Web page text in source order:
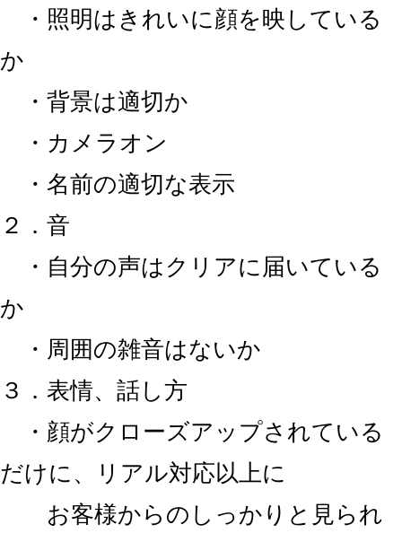
・照明はきれいに顔を映している
か
・背景は適切か
・カメラオン
・名前の適切な表示
２．音
・自分の声はクリアに届いている
か
・周囲の雑音はないか
３．表情、話し方
・顔がクローズアップされている
だけに、リアル対応以上に
お客様からのしっかりと見られ